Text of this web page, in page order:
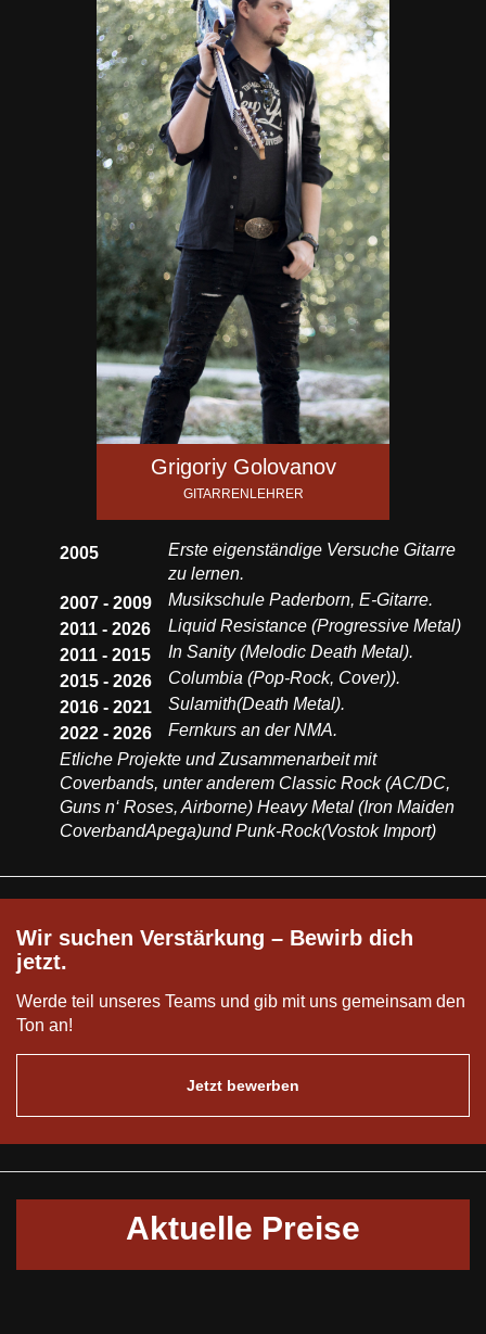
Grigoriy Golovanov
GITARRENLEHRER
2005
Erste eigenständige Versuche Gitarre
zu lernen.
2007 - 2009
Musikschule Paderborn, E-Gitarre.
2011 - 2026
Liquid Resistance (Progressive Metal)
2011 - 2015
In Sanity (Melodic Death Metal).
2015 - 2026
Columbia (Pop-Rock, Cover)).
2016 - 2021
Sulamith(Death Metal).
2022 - 2026
Fernkurs an der NMA.
Etliche Projekte und Zusammenarbeit mit
Coverbands, unter anderem Classic Rock (AC/DC,
Guns n‘ Roses, Airborne) Heavy Metal (Iron Maiden
CoverbandApega)und Punk-Rock(Vostok Import)
Wir suchen Verstärkung – Bewirb dich
jetzt.
Werde teil unseres Teams und gib mit uns gemeinsam den
Ton an!
Jetzt bewerben
Aktuelle Preise